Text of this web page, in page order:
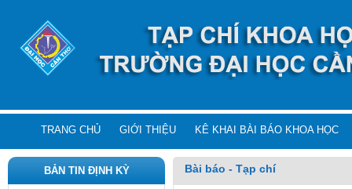
TRANG CHỦ GIỚI THIỆU KÊ KHAI BÀI BÁO KHOA HỌC
BẢN TIN ĐỊNH KỲ Bài báo - Tạp chí